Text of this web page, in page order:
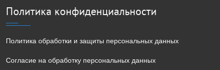
Политика конфиденциальности
Политика обработки и защиты персональных данных
Согласие на обработку персональных данных